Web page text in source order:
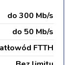
do 300 Mb/s
do 50 Mb/s
FTTH